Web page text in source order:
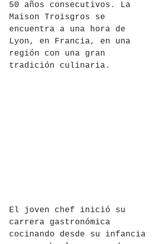
50 años consecutivos. La
Maison Troisgros se
encuentra a una hora de
Lyon, en Francia, en una
región con una gran
tradición culinaria.
El joven chef inició su
carrera gastronómica
cocinando desde su infancia